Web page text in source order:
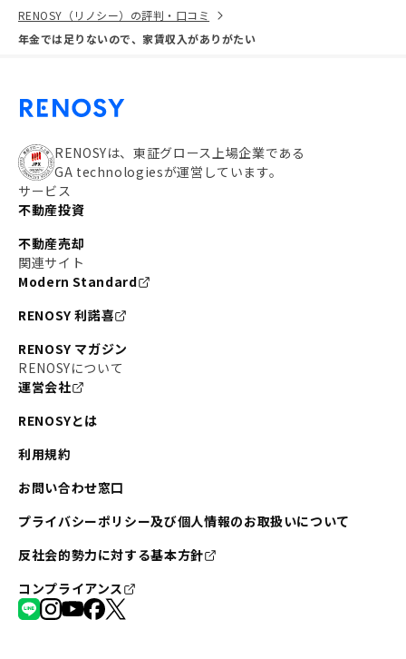
RENOSY（リノシー）の評判・口コミ
年金では足りないので、家賃収入がありがたい
RENOSYは、東証グロース上場企業である
GA technologiesが運営しています。
サービス
不動産投資
不動産売却
関連サイト
Modern Standard
RENOSY 利諾喜
RENOSY マガジン
RENOSYについて
運営会社
RENOSYとは
利用規約
お問い合わせ窓口
プライバシーポリシー及び個人情報のお取扱いについて
反社会的勢力に対する基本方針
コンプライアンス